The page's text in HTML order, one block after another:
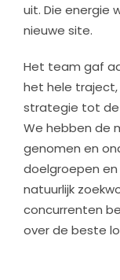
uit. Die energie
nieuwe site.
Het team gaf
het hele
strategie tot
We hebben de
genomen en
doelgroepen
natuurlijk
concurrenten
over de beste